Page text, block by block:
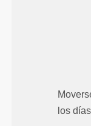
los